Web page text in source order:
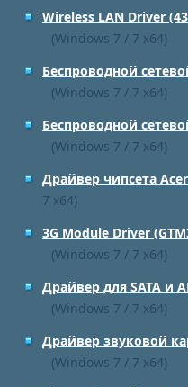
Wireless LAN Driver
(Windows 7 / 7 x64)
Беспроводной
(Windows 7 / 7 x64)
Беспроводной
(Windows 7 / 7 x64)
Драйвер чипсета
7 x64)
3G Module Driver
(Windows 7 / 7 x64)
Драйвер для SATA и
(Windows 7 / 7 x64)
Драйвер звуковой
(Windows 7 / 7 x64)